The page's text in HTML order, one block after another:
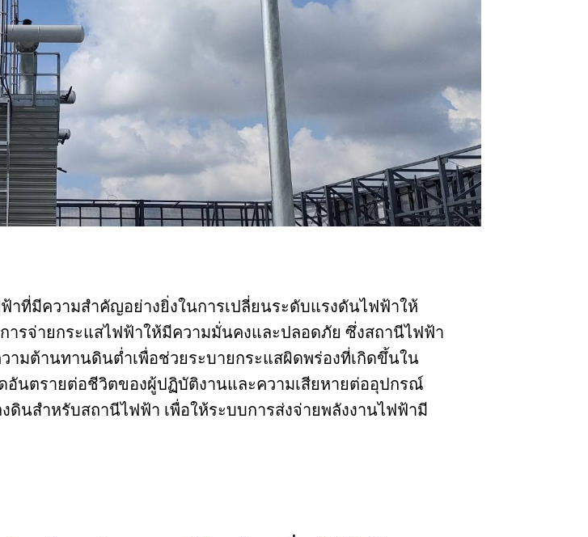
าที่มีความสำคัญอย่างยิ่งในการเปลี่ยนระดับแรงดันไฟฟ้าให้
รจ่ายกระแสไฟฟ้าให้มีความมั่นคงและปลอดภัย ซึ่งสถานีไฟฟ้า
มต้านทานดินต่ำเพื่อช่วยระบายกระแสผิดพร่องที่เกิดขึ้นใน
อันตรายต่อชีวิตของผู้ปฏิบัติงานและความเสียหายต่ออุปกรณ์
นสำหรับสถานีไฟฟ้า เพื่อให้ระบบการส่งจ่ายพลังงานไฟฟ้ามี